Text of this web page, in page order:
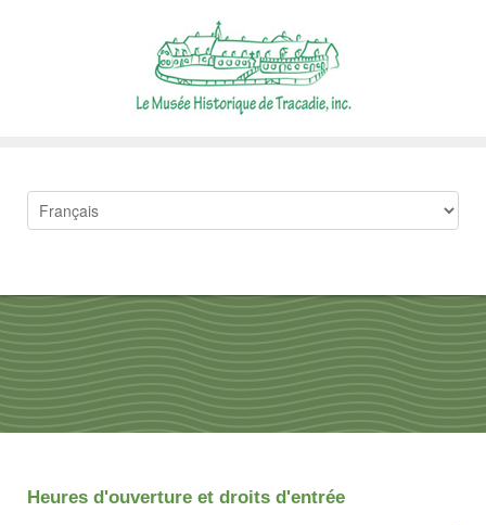
Heures d'ouverture et droits d'entrée